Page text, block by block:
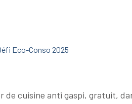
Eco-Conso 2025
cuisine anti gaspi, gratuit,